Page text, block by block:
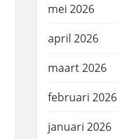
mei 2026
april 2026
maart 2026
februari 2026
januari 2026